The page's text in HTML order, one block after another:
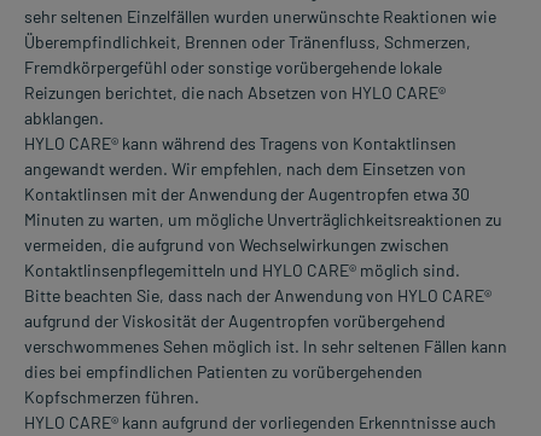
sehr seltenen Einzelfällen wurden unerwünschte Reaktionen wie
Überempfindlichkeit, Brennen oder Tränenfluss, Schmerzen,
Fremdkörpergefühl oder sonstige vorübergehende lokale
Reizungen berichtet, die nach Absetzen von HYLO CARE®
abklangen.
HYLO CARE® kann während des Tragens von Kontaktlinsen
angewandt werden. Wir empfehlen, nach dem Einsetzen von
Kontaktlinsen mit der Anwendung der Augentropfen etwa 30
Minuten zu warten, um mögliche Unverträglichkeitsreaktionen zu
vermeiden, die aufgrund von Wechselwirkungen zwischen
Kontaktlinsenpflegemitteln und HYLO CARE® möglich sind.
Bitte beachten Sie, dass nach der Anwendung von HYLO CARE®
aufgrund der Viskosität der Augentropfen vorübergehend
verschwommenes Sehen möglich ist. In sehr seltenen Fällen kann
dies bei empfindlichen Patienten zu vorübergehenden
Kopfschmerzen führen.
HYLO CARE® kann aufgrund der vorliegenden Erkenntnisse auch